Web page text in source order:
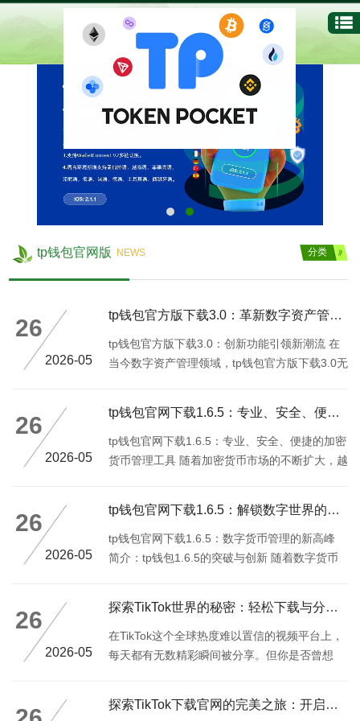
tp钱包官网版 NEWS 分类
26
2026-05
tp钱包官方版下载3.0：革新数字资产管理的新标杆
tp钱包官方版下载3.0：创新功能引领新潮流 在
当今数字资产管理领域，tp钱包官方版下载3.0无
以满足用户在数字资产管理中的各种需求。 1.智
能化交易管理 tp钱包官方版下载3.0引入了智能
化交易管理系统，通过人工智能算法分析市场趋
理和优化他们的加密货币投资组合。智能交易助
手会根据用户的交易习惯和市场数据，提供个性
化的交易建议，
26
2026-05
tp钱包官网下载1.6.5：专业、安全、便捷的加密货币管理工具
tp钱包官网下载1.6.5：专业、安全、便捷的加密
货币管理工具 随着加密货币市场的不断扩大，越
其专业性、安全性和便捷性成为许多用户的首
选。本文将详细介绍tp钱包官网下载1.6.5版本，
为您提供一份详尽的使用指南和评测。 什么是tp
多种加密货币的存储和管理，还提供了一系列便
捷的交易功能。无论您是新手还是资深的加密货
币
26
2026-05
tp钱包官网下载1.6.5：解锁数字世界的门票
tp钱包官网下载1.6.5：数字货币管理的新高峰
简介：tp钱包1.6.5的突破与创新 随着数字货币
款备受瞩目的加密货币管理工具，其最新版本
1.6.5更是在功能和安全性上实现了全新突破。这
款软件究竟有哪些创新之处呢？ 安全性：数据保
保用户的私钥和交易数据不被泄露。采用了最先
26
2026-05
探索TikTok世界的秘密：轻松下载与分享你的心动瞬间
在TikTok这个全球热度难以置信的视频平台上，
每天都有无数精彩瞬间被分享。但你是否曾想
了解如何利用TikTok-download工具，轻松获取
探索TikTok下载官网的完美之旅：开启你的视频创作之旅